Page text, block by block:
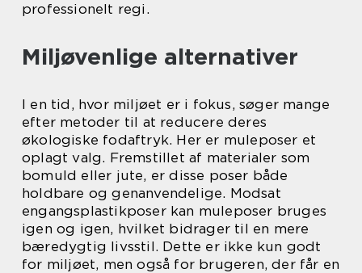
professionelt regi.
Miljøvenlige alternativer
I en tid, hvor miljøet er i fokus, søger mange
efter metoder til at reducere deres
økologiske fodaftryk. Her er muleposer et
oplagt valg. Fremstillet af materialer som
bomuld eller jute, er disse poser både
holdbare og genanvendelige. Modsat
engangsplastikposer kan muleposer bruges
igen og igen, hvilket bidrager til en mere
bæredygtig livsstil. Dette er ikke kun godt
for miljøet, men også for brugeren, der får en